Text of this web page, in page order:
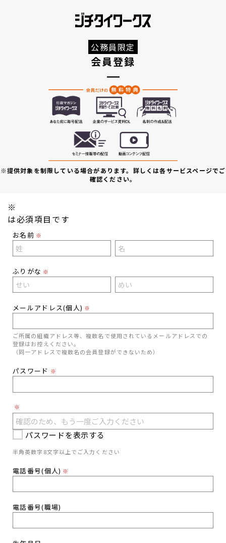
公務員限定
会員登録
※提供対象を制限している場合があります。詳しくは各サービスページでご
確認ください。
※
は必須項目です
お名前 ※
ふりがな ※
メールアドレス(個人) ※
ご所属の組織アドレス等、複数名で使用されているメールアドレスでの
登録はお控えください。
（同一アドレスで複数名の会員登録ができないため）
パスワード ※
※
パスワードを表示する
半角英数字8文字以上でご入力ください
電話番号(個人) ※
電話番号(職場)